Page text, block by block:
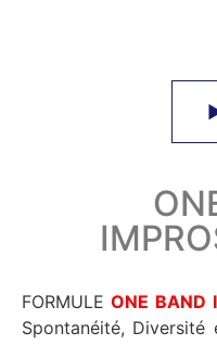
FORMULE ONE BAND
Spontanéité,